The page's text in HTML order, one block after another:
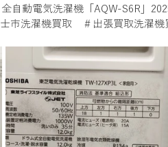
楽器 和楽器 コレクション パソ
ヤック、船、ボート買取 釣具買取
カート 美容用品買取
自動電気洗濯機「AQW-S6R」
市洗濯機買取　＃出張買取洗濯